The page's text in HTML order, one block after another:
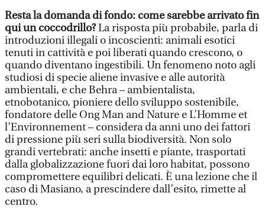
Resta la domanda di fondo: come sarebbe arrivato fin
qui un coccodrillo?La risposta più probabile, parla di
introduzioni illegali o incoscienti: animali esotici
tenuti in cattività e poi liberati quando crescono, o
quando diventano ingestibili. Un fenomeno noto agli
studiosi di specie aliene invasive e alle autorità
ambientali, e che Behra – ambientalista,
etnobotanico, pioniere dello sviluppo sostenibile,
fondatore delle Ong Man and Nature e L’Homme et
l’Environnement – considera da anni uno dei fattori
di pressione più seri sulla biodiversità. Non solo
grandi vertebrati: anche insetti e piante, trasportati
dalla globalizzazione fuori dai loro habitat, possono
compromettere equilibri delicati. È una lezione che il
caso di Masiano, a prescindere dall’esito, rimette al
centro.